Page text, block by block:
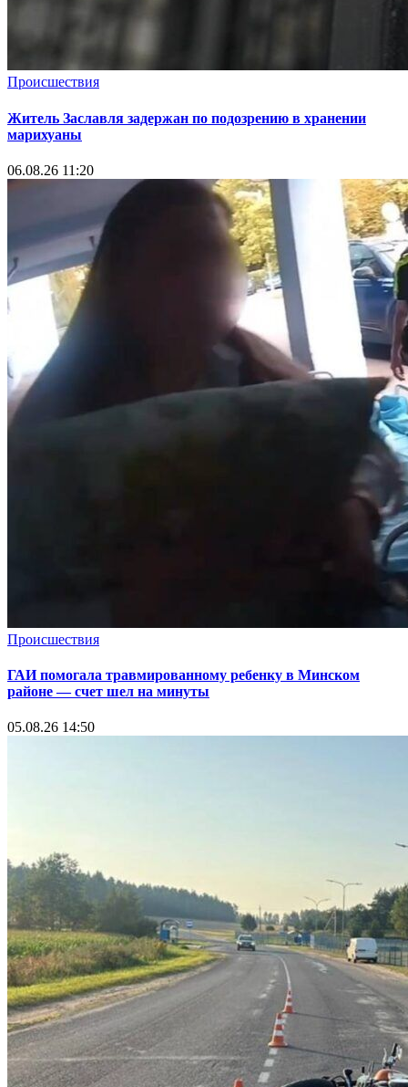
Происшествия
Житель Заславля задержан по подозрению в хранении
марихуаны
06.08.26 11:20
Происшествия
ГАИ помогала травмированному ребенку в Минском
районе — счет шел на минуты
05.08.26 14:50